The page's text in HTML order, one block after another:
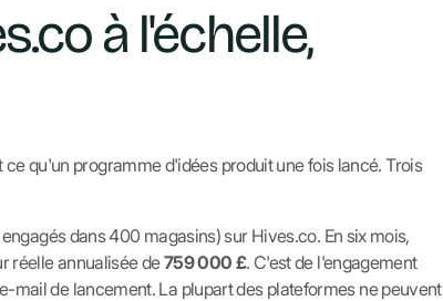
à l'échelle,
qu'un programme d'idées produit une fois lancé. Trois
dans 400 magasins) sur Hives.co. En six mois,
réelle annualisée de759 000 £. C'est de l'engagement
mail de lancement. La plupart des plateformes ne peuvent